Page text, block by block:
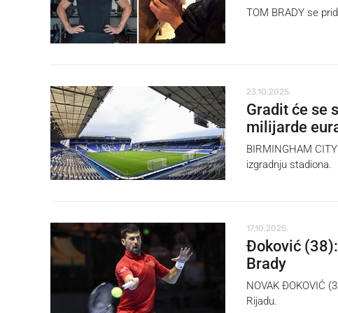
TOM BRADY se
23.10.2025.
Gradit će se
milijarde
BIRMINGHAM
izgradnju stadiona.
17.10.2025.
Đoković
Brady
NOVAK ĐOKOVIĆ
Rijadu.